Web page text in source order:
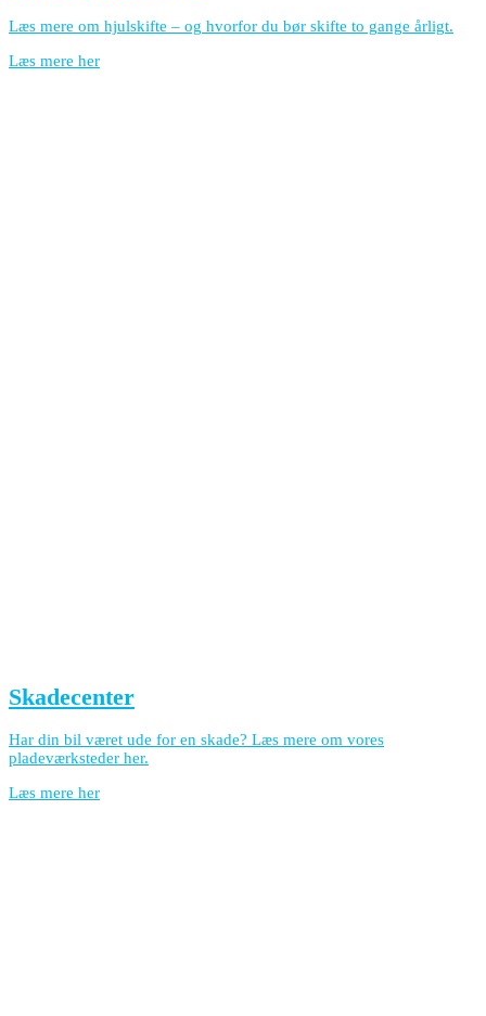
Læs mere om hjulskifte – og hvorfor du bør skifte to gange årligt.
Læs mere her
Skadecenter
Har din bil været ude for en skade? Læs mere om vores
pladeværksteder her.
Læs mere her